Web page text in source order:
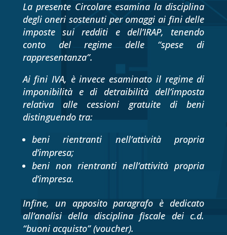
La presente Circolare esamina la disciplina
degli oneri sostenuti per omaggi ai fini delle
imposte sui redditi e dell’IRAP, tenendo
conto del regime delle “spese di
rappresentanza”.
Ai fini IVA, è invece esaminato il regime di
imponibilità e di detraibilità dell’imposta
relativa alle cessioni gratuite di beni
distinguendo tra:
beni rientranti nell’attività propria
d’impresa;
beni non rientranti nell’attività propria
d’impresa.
Infine, un apposito paragrafo è dedicato
all’analisi della disciplina fiscale dei c.d.
“buoni acquisto” (voucher).